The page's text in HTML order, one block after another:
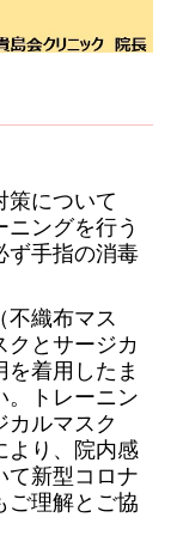
策について
ングを行う
ず手指の消毒
不織布マス
ク と サージカ
着用したま
。トレーニン
カルマスク
より、院内感
て新型コロナ
ご理解とご協